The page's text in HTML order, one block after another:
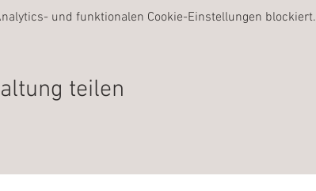
und funktionalen Cookie-Einstellungen blockiert.
teilen